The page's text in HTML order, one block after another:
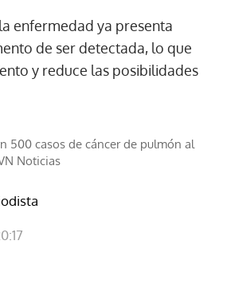
enfermedad ya presenta
de ser detectada, lo que
y reduce las posibilidades
500 casos de cáncer de pulmón al
Noticias